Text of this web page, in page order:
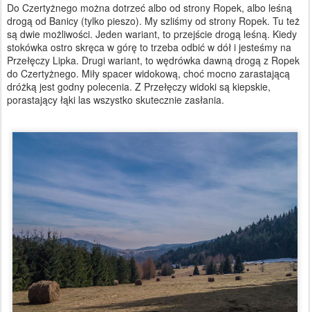
Do Czertyżnego można dotrzeć albo od strony Ropek, albo leśną
drogą od Banicy (tylko pieszo). My szliśmy od strony Ropek. Tu też
są dwie możliwości. Jeden wariant, to przejście drogą leśną. Kiedy
stokówka ostro skręca w górę to trzeba odbić w dół i jesteśmy na
Przełęczy Lipka. Drugi wariant, to wędrówka dawną drogą z Ropek
do Czertyżnego. Miły spacer widokową, choć mocno zarastającą
dróżką jest godny polecenia. Z Przełęczy widoki są kiepskie,
porastający łąki las wszystko skutecznie zasłania.